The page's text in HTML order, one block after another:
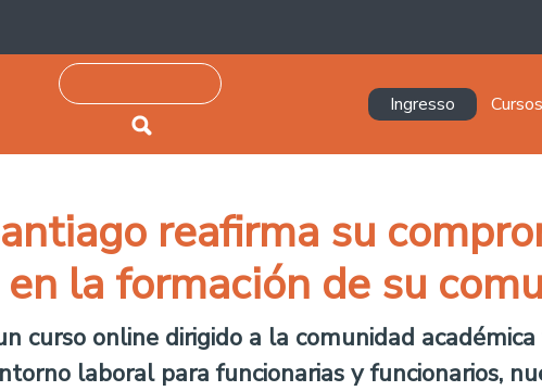
Pesquisar
Navegación
Ingresso Cursos
reafirma su
la formación de su
curso online dirigido a la comunidad
laboral para funcionarias y funcionarios,